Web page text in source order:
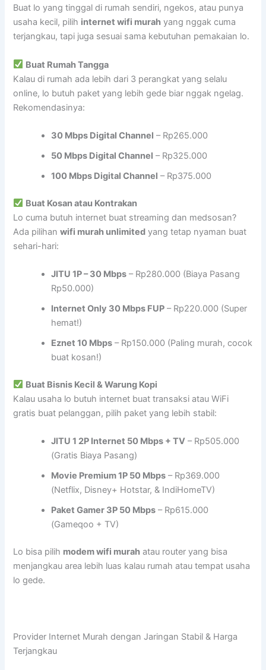
Buat lo yang tinggal di rumah sendiri, ngekos, atau punya
usaha kecil, pilih internet wifi murah yang nggak cuma
terjangkau, tapi juga sesuai sama kebutuhan pemakaian lo.
Buat Rumah Tangga
Kalau di rumah ada lebih dari 3 perangkat yang selalu
online, lo butuh paket yang lebih gede biar nggak ngelag.
Rekomendasinya:
30 Mbps Digital Channel – Rp265.000
50 Mbps Digital Channel – Rp325.000
100 Mbps Digital Channel – Rp375.000
Buat Kosan atau Kontrakan
Lo cuma butuh internet buat streaming dan medsosan?
Ada pilihanwifi murah unlimited yang tetap nyaman buat
sehari-hari:
JITU 1P – 30 Mbps – Rp280.000 (Biaya Pasang
Rp50.000)
Internet Only 30 Mbps FUP – Rp220.000 (Super
hemat!)
Eznet 10 Mbps – Rp150.000 (Paling murah, cocok
buat kosan!)
Buat Bisnis Kecil & Warung Kopi
Kalau usaha lo butuh internet buat transaksi atau WiFi
gratis buat pelanggan, pilih paket yang lebih stabil:
JITU 1 2P Internet 50 Mbps + TV – Rp505.000
(Gratis Biaya Pasang)
Movie Premium 1P 50 Mbps – Rp369.000
(Netflix, Disney+ Hotstar, & IndiHomeTV)
Paket Gamer 3P 50 Mbps – Rp615.000
(Gameqoo + TV)
Lo bisa pilih modem wifi murah atau router yang bisa
menjangkau area lebih luas kalau rumah atau tempat usaha
lo gede.
Provider Internet Murah dengan Jaringan Stabil & Harga
Terjangkau